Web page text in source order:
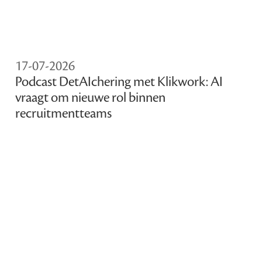
17-07-2026
Podcast DetAIchering met Klikwork: AI
vraagt om nieuwe rol binnen
recruitmentteams